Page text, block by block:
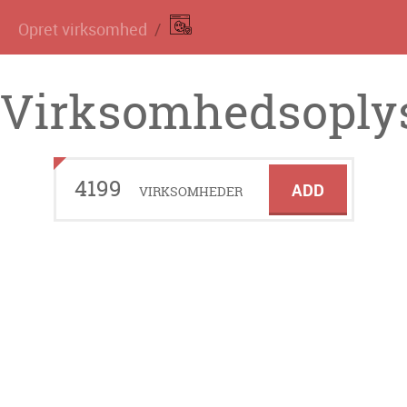
Opret virksomhed
4199 VIRKSOMHEDER ADD